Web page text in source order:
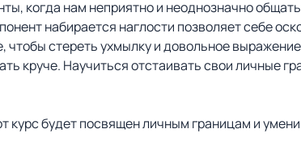
когда нам неприятно и неоднозначно
набирается наглости позволяет себе
чтобы стереть ухмылку и довольное
круче. Научиться отстаивать свои личные
курс будет посвящен личным границам и